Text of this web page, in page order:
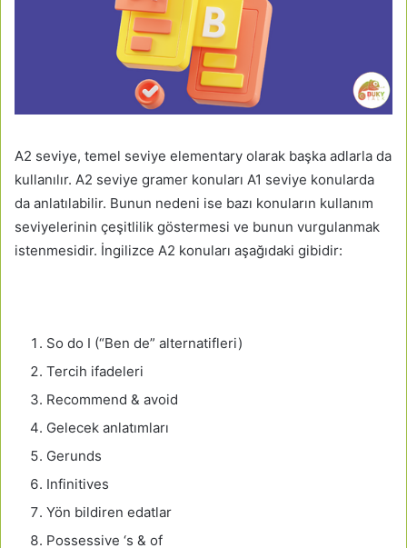
A2 seviye, temel seviye elementary olarak başka adlarla da
kullanılır. A2 seviye gramer konuları A1 seviye konularda
da anlatılabilir. Bunun nedeni ise bazı konuların kullanım
seviyelerinin çeşitlilik göstermesi ve bunun vurgulanmak
istenmesidir. İngilizce A2 konuları aşağıdaki gibidir:
So do I (“Ben de” alternatifleri)
Tercih ifadeleri
Recommend & avoid
Gelecek anlatımları
Gerunds
Infinitives
Yön bildiren edatlar
Possessive ‘s & of